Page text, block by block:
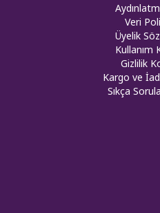
Veri
Üyelik
Kullanım
Gizlilik
Kargo ve
Sıkça